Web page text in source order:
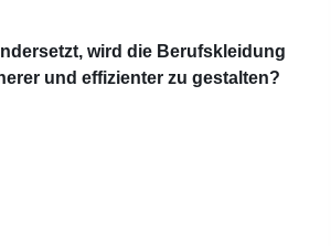
wird die Berufskleidung
und effizienter zu gestalten?